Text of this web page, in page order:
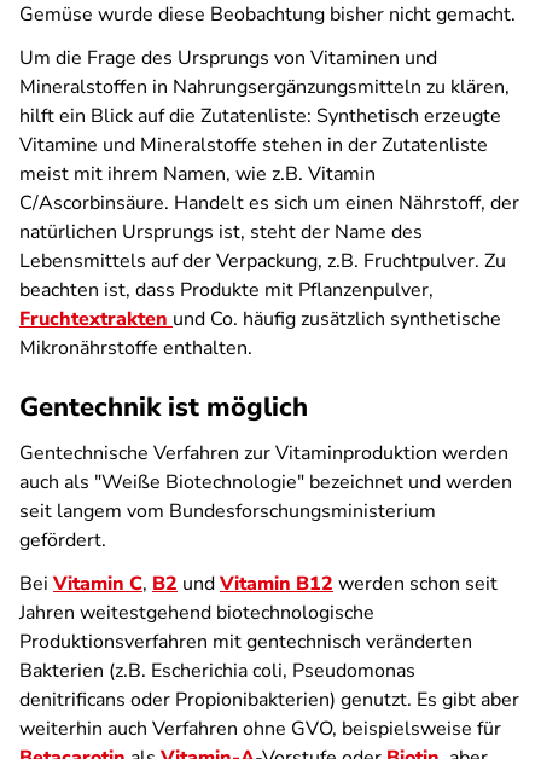
Gemüse wurde diese Beobachtung bisher nicht gemacht.
Um die Frage des Ursprungs von Vitaminen und
Mineralstoffen in Nahrungsergänzungsmitteln zu klären,
hilft ein Blick auf die Zutatenliste: Synthetisch erzeugte
Vitamine und Mineralstoffe stehen in der Zutatenliste
meist mit ihrem Namen, wie z.B. Vitamin
C/Ascorbinsäure. Handelt es sich um einen Nährstoff, der
natürlichen Ursprungs ist, steht der Name des
Lebensmittels auf der Verpackung, z.B. Fruchtpulver. Zu
beachten ist, dass Produkte mit Pflanzenpulver,
Fruchtextrakten und Co. häufig zusätzlich synthetische
Mikronährstoffe enthalten.
Gentechnik ist möglich
Gentechnische Verfahren zur Vitaminproduktion werden
auch als "Weiße Biotechnologie" bezeichnet und werden
seit langem vom Bundesforschungsministerium
gefördert.
Bei Vitamin C, B2 undVitamin B12 werden schon seit
Jahren weitestgehend biotechnologische
Produktionsverfahren mit gentechnisch veränderten
Bakterien (z.B. Escherichia coli, Pseudomonas
denitrificans oder Propionibakterien) genutzt. Es gibt aber
weiterhin auch Verfahren ohne GVO, beispielsweise für